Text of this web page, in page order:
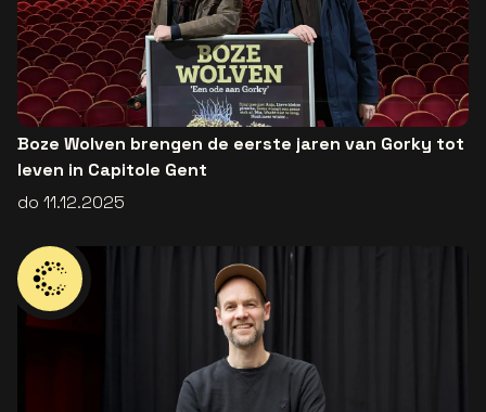
Boze Wolven brengen de eerste jaren van Gorky tot
leven in Capitole Gent
do 11.12.2025